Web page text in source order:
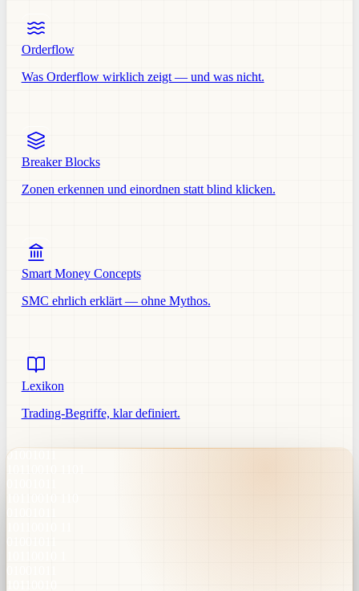
Orderflow
Was Orderflow wirklich zeigt — und was nicht.
Breaker Blocks
Zonen erkennen und einordnen statt blind klicken.
Smart Money Concepts
SMC ehrlich erklärt — ohne Mythos.
Lexikon
Trading-Begriffe, klar definiert.
01001011